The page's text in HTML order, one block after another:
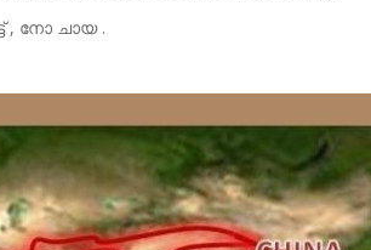
, നോ ചായ .